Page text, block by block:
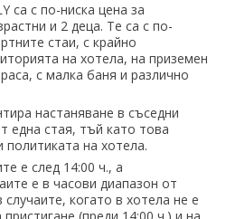
са с по-ниска цена за
и 2 деца. Те са с по-
стаи, с крайно
на хотела, на приземен
с малка баня и различно
настаняване в съседни
една стая, тъй като това
политиката на хотела.
е след 14:00 ч., а
е в часови диапазон от
когато в хотела не е